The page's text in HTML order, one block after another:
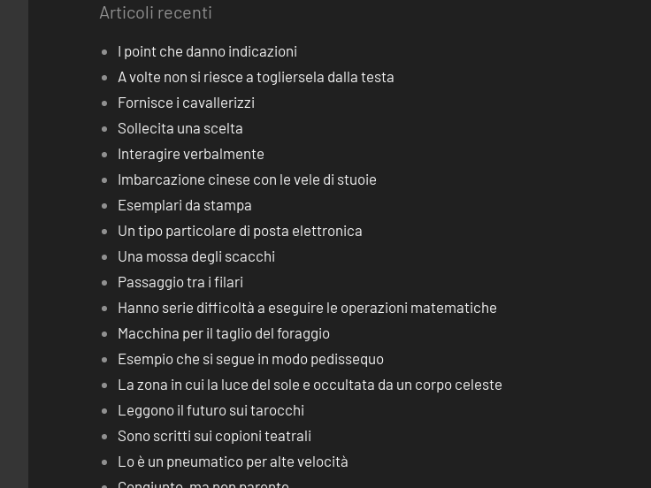
Articoli recenti
I point che danno indicazioni
A volte non si riesce a togliersela dalla testa
Fornisce i cavallerizzi
Sollecita una scelta
Interagire verbalmente
Imbarcazione cinese con le vele di stuoie
Esemplari da stampa
Un tipo particolare di posta elettronica
Una mossa degli scacchi
Passaggio tra i filari
Hanno serie difficoltà a eseguire le operazioni matematiche
Macchina per il taglio del foraggio
Esempio che si segue in modo pedissequo
La zona in cui la luce del sole e occultata da un corpo celeste
Leggono il futuro sui tarocchi
Sono scritti sui copioni teatrali
Lo è un pneumatico per alte velocità